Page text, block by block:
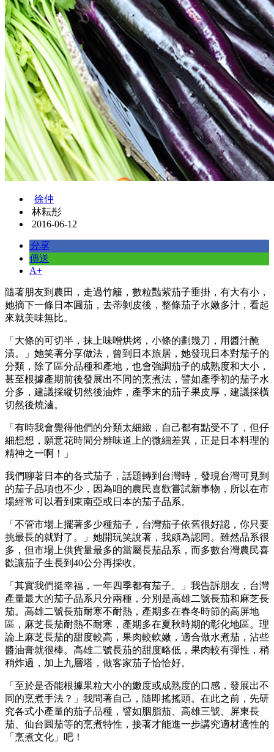
徐仲
林耘彤
2016-06-12
分享
傳送
A+
隨著朋友到農田，走過竹籬，數粒豔紫茄子垂掛，有大有小，
她摘下一條日本圓茄，去蒂剝皮後，整條茄子水嫩多汁，看起
來就美味無比。
「大條的可切半，抹上味噌烘烤，小條的劃幾刀，用醬汁醃
漬。」她笑著分享做法，曾到日本旅居，她發現日本對茄子的
分類，除了區分品種和產地，也會強調茄子的成熟度和大小，
甚至根據產期前後發展出不同的烹煮法，譬如產季初的茄子水
分多，建議採縱切然後油炸，產季末的茄子果皮厚，建議採橫
切然後燒滷。
「有時我會覺得他們的分類太細緻，自己都有點受不了，但仔
細想想，願意花時間分辨味道上的微細差異，正是日本料理的
精神之一啊！」
我們聊著日本的各式茄子，話題轉到台灣時，發現台灣可見到
的茄子品項也不少，因為咱的農民喜歡嘗試新事物，所以在市
場經常可以看到東南亞或日本的茄子品系。
「不管市場上擺著多少種茄子，台灣茄子依舊很好認，你只要
挑最長的就對了。」她開玩笑說著，我頗為認同。雖然品系很
多，但市場上供貨量最多的當屬長茄品系，而多數台灣農民喜
歡讓茄子生長到40公分再採收。
「其實我們挺幸福，一年四季都有茄子。」我告訴朋友，台灣
產量最大的茄子品系只分兩種，分別是高雄二號長茄和麻芝長
茄。高雄二號長茄耐寒不耐熱，產期多在春冬時節的高屏地
區，麻芝長茄耐熱不耐寒，產期多在夏秋時期的彰化地區。理
論上麻芝長茄的甜度較高，果肉較軟嫩，適合做水煮茄，沾些
醬油膏就很棒。高雄二號長茄的甜度略低，果肉較有彈性，稍
稍炸過，加上九層塔，做客家茄子恰恰好。
「至於是否能根據果粒大小的嫩度或成熟度的口感，發展出不
同的烹煮手法？」我問著自己，隨即搖搖頭。在此之前，先研
究各式小產量的茄子品種，譬如胭脂茄、高雄三號、屏東長
茄、仙台圓茄等的烹煮特性，接著才能進一步講究適材適性的
「烹煮文化」吧！